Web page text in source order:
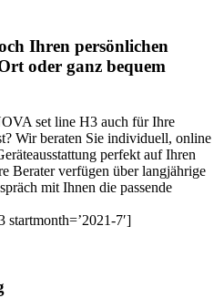
Ihren persönlichen
oder ganz bequem
set line H3 auch für Ihre
Wir beraten Sie individuell, online
perfekt auf Ihren
Berater verfügen über langjährige
mit Ihnen die passende
7′]